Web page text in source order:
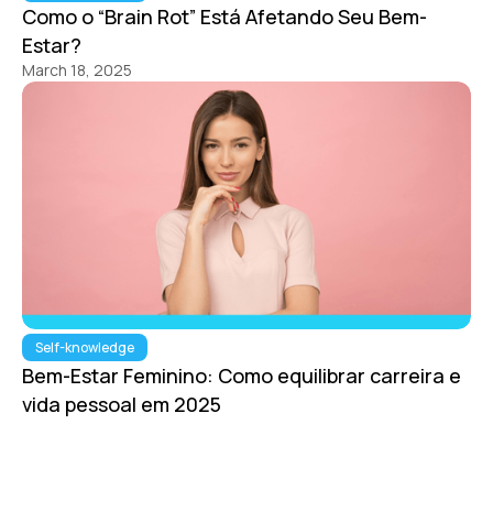
Como o “Brain Rot” Está Afetando Seu Bem-
Estar?
March 18, 2025
Self-knowledge
Bem-Estar Feminino: Como equilibrar carreira e
vida pessoal em 2025